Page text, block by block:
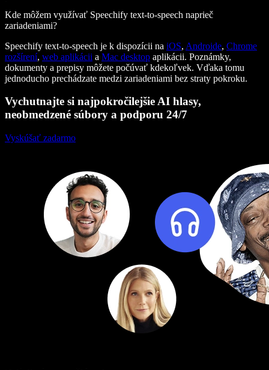
Kde môžem využívať Speechify text-to-speech naprieč
zariadeniami?
Speechify text-to-speech je k dispozícii na iOS, Androide, Chrome
rozšírení, web aplikácii a Mac desktop aplikácii. Poznámky,
dokumenty a prepisy môžete počúvať kdekoľvek. Vďaka tomu
jednoducho prechádzate medzi zariadeniami bez straty pokroku.
Vychutnajte si najpokročilejšie AI hlasy,
neobmedzené súbory a podporu 24/7
Vyskúšať zadarmo